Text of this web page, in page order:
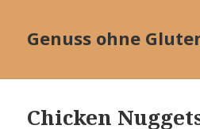
Genuss ohne
Chicken